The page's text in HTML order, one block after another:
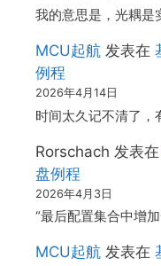
我的意思是，光耦
MCU起航 发表在
例程
2026年4月14日
时间太久记不清了
Rorschach 发表在
盘例程
2026年4月3日
“最后配置集合中增
MCU起航 发表在